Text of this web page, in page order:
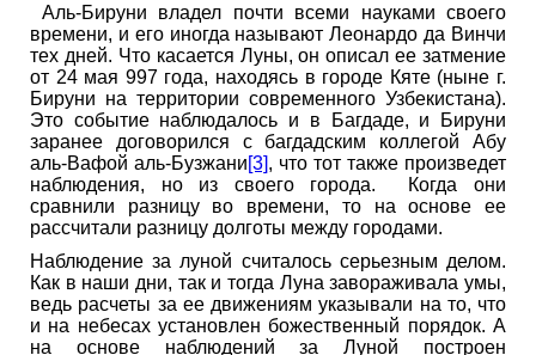
Аль-Бируни владел почти всеми науками своего
времени, и его иногда называют Леонардо да Винчи
тех дней. Что касается Луны, он описал ее затмение
от 24 мая 997 года, находясь в городе Кяте (ныне г.
Бируни на территории современного Узбекистана).
Это событие наблюдалось и в Багдаде, и Бируни
заранее договорился с багдадским коллегой Абу
аль-Вафой аль-Бузжани[3], что тот также произведет
наблюдения, но из своего города. Когда они
сравнили разницу во времени, то на основе ее
рассчитали разницу долготы между городами.
Наблюдение за луной считалось серьезным делом.
Как в наши дни, так и тогда Луна завораживала умы,
ведь расчеты за ее движениям указывали на то, что
и на небесах установлен божественный порядок. А
на основе наблюдений за Луной построен